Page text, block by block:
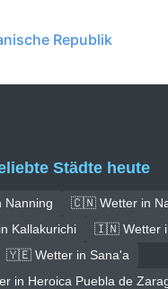
Republik
Städte heute
🇨🇳 Wetter in
Kallakurichi
🇮🇳 Wetter
🇾🇪 Wetter in Sana'a
in Heroica Puebla de